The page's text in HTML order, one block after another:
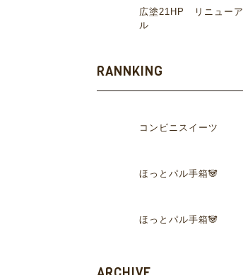
広塗21HP リニューア
ル
RANNKING
コンビニスイーツ
ほっとパル手箱🐼
ほっとパル手箱🐼